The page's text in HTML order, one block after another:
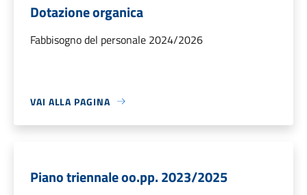
Dotazione organica
Fabbisogno del personale 2024/2026
VAI ALLA PAGINA
Piano triennale oo.pp. 2023/2025